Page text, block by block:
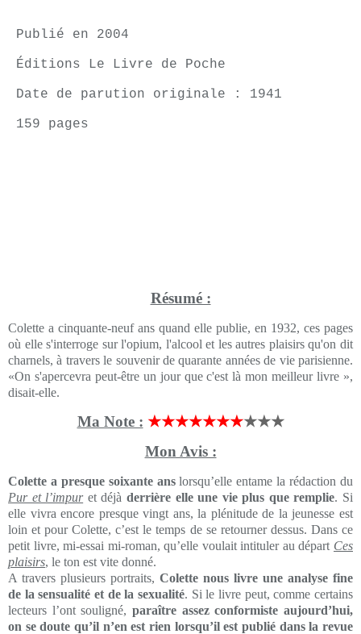
Publié en 2004
Éditions Le Livre de Poche
Date de parution originale : 1941
159 pages
Résumé :
Colette a cinquante-neuf ans quand elle publie, en 1932, ces pages
où elle s'interroge sur l'opium, l'alcool et les autres plaisirs qu'on dit
charnels, à travers le souvenir de quarante années de vie parisienne.
«On s'apercevra peut-être un jour que c'est là mon meilleur livre »,
disait-elle.
Ma Note : ★★★★★★★★★★
Mon Avis :
Colette a presque soixante anslorsqu’elle entame la rédaction du
Pur et l’impuret déjà derrière elle une vie plus que remplie. Si
elle vivra encore presque vingt ans, la plénitude de la jeunesse est
loin et pour Colette, c’est le temps de se retourner dessus. Dans ce
petit livre, mi-essai mi-roman, qu’elle voulait intituler au départ Ces
plaisirs, le ton est vite donné.
A travers plusieurs portraits, Colette nous livre une analyse fine
de la sensualité et de la sexualité. Si le livre peut, comme certains
lecteurs l’ont souligné, paraître assez conformiste aujourd’hui,
on se doute qu’il n’en est rien lorsqu’il est publié dans la revue